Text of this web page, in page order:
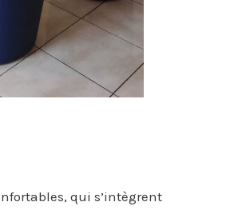
qui s’intègrent